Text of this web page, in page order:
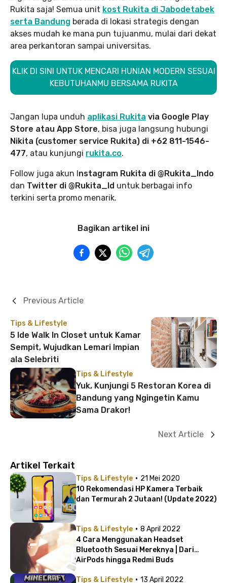
Rukita saja! Semua unit kost Rukita di Jabodetabek
serta Bandung berada di lokasi strategis dengan
akses mudah ke mana pun tujuanmu, mulai dari dekat
area perkantoran sampai universitas.
KLIK DI SINI UNTUK MENCARI HUNIAN MODERN SESUAI
KEBUTUHANMU BERSAMA RUKITA
Jangan lupa unduh aplikasi Rukita via Google Play
Store atau App Store, bisa juga langsung hubungi
Nikita (customer service Rukita) di +62 811-1546-
477, atau kunjungi rukita.co.
Follow juga akun Instagram Rukita di @Rukita_Indo
dan Twitter di @Rukita_Id untuk berbagai info
terkini serta promo menarik.
Bagikan artikel ini
Tips & Lifestyle
5 Ide Walk In Closet untuk Kamar
Sempit, Wujudkan Lemari Impian
ala Selebriti
Previous Article
Tips & Lifestyle
Yuk, Kunjungi 5 Restoran Korea di
Bandung yang Ngingetin Kamu
Sama Drakor!
Next Article
Artikel Terkait
Tips & Lifestyle · 21 Mei 2020
10 Rekomendasi HP Kamera Terbaik
dan Termurah 2 Jutaan! (Update 2022)
Tips & Lifestyle · 8 April 2022
4 Cara Menggunakan Headset
Bluetooth Sesuai Mereknya | Dari
AirPods hingga Redmi Buds
Tips & Lifestyle · 13 April 2022